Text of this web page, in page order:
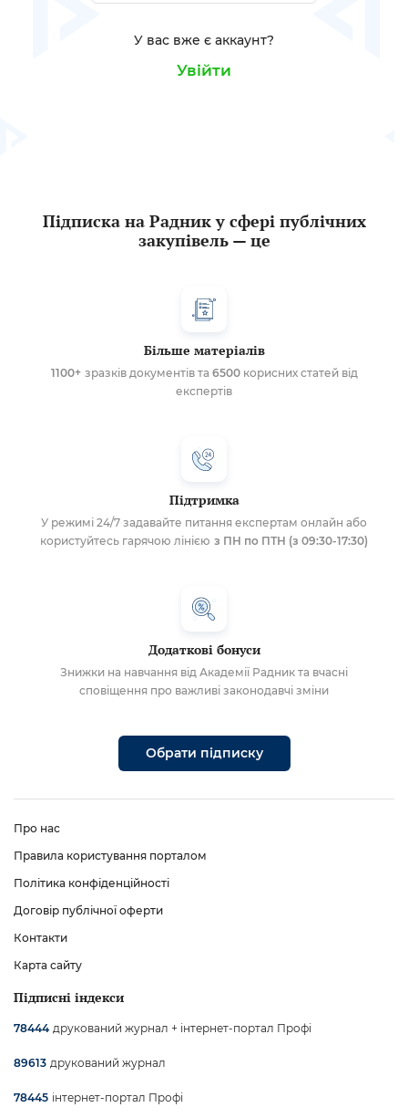
У вас вже є аккаунт?
Увійти
Підписка на Радник у сфері публічних
закупівель — це
Більше матеріалів
1100+ зразків документів та 6500корисних статей від
експертів
Підтримка
У режимі 24/7 задавайте питання експертам онлайн або
користуйтесь гарячою лінією з ПН по ПТН (з 09:30-17:30)
Додаткові бонуси
Знижки на навчання від Академії Радник та вчасні
сповіщення про важливі законодавчі зміни
Обрати підписку
Про нас
Правила користування порталом
Політика конфіденційності
Договір публічної оферти
Контакти
Карта сайту
Підписні індекси
78444 друкований журнал + інтернет-портал Профі
89613 друкований журнал
78445 інтернет-портал Профі